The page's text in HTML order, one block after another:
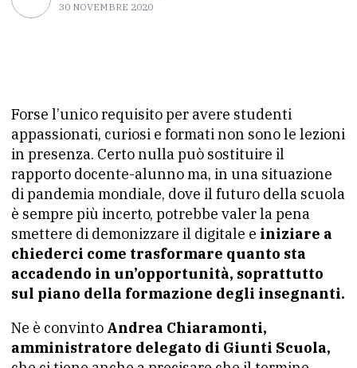
30 NOVEMBRE 2020
Forse l’unico requisito per avere studenti
appassionati, curiosi e formati non sono le lezioni
in presenza. Certo nulla può sostituire il
rapporto docente-alunno ma, in una situazione
di pandemia mondiale, dove il futuro della scuola
è sempre più incerto, potrebbe valer la pena
smettere di demonizzare il digitale e iniziare a
chiederci come trasformare quanto sta
accadendo in un’opportunità, soprattutto
sul piano della formazione degli insegnanti.
Ne è convinto Andrea Chiaramonti,
amministratore delegato di Giunti Scuola,